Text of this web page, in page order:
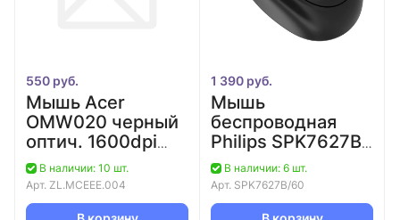
550 руб.
Мышь Acer
OMW020 черный
оптич. 1600dpi
USB 4but
(ZL.MCEEE.004)
В наличии: 10 шт.
Арт. ZL.MCEEE.004
1 390 руб.
Мышь
беспроводная
Philips SPK7627B,
2,4 GHz, Bluetooth
3.0/5.0, 5 кноп,
1600dpi,
В наличии: 6 шт.
Арт. SPK7627B/60